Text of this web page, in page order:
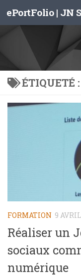
Skip to content
ePortFolio | JN
ÉTIQUETÉ :
FORMATION 9
Réaliser un
sociaux
numérique